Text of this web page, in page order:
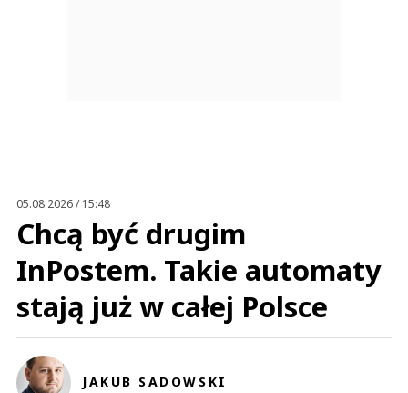
05.08.2026 / 15:48
Chcą być drugim
InPostem. Takie automaty
stają już w całej Polsce
JAKUB SADOWSKI